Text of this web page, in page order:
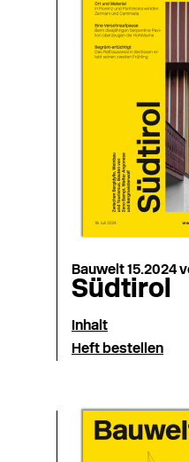
Bauwelt 15.2024
Südtirol
Inhalt
Heft bestellen